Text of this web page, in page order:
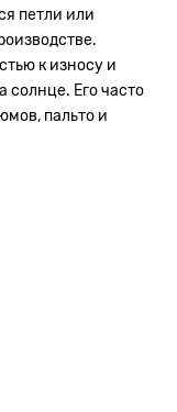
петли или
к износу и
солнце. Его часто
пальто и